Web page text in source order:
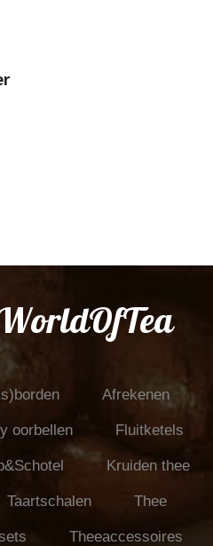
Afrekenen
oorbellen Fluitketels
Kruiden thee
Taartschalen Thee
Theeaccessoires